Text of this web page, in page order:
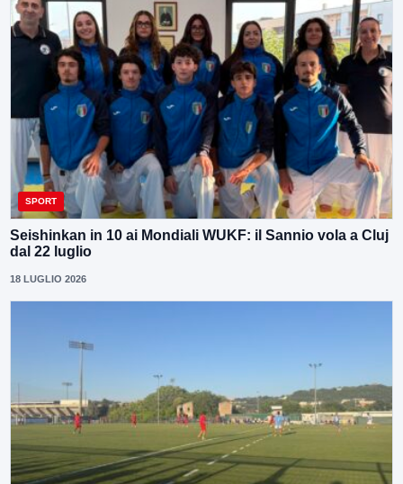
SPORT
Seishinkan in 10 ai Mondiali WUKF: il Sannio vola a Cluj
dal 22 luglio
18 LUGLIO 2026